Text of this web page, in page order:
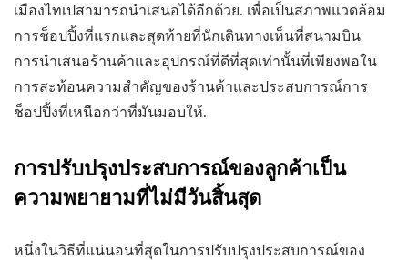
เมืองไทเปสามารถนำเสนอได้อีกด้วย. เพื่อเป็นสภาพแวดล้อม
การช็อปปิ้งที่แรกและสุดท้ายที่นักเดินทางเห็นที่สนามบิน
การนำเสนอร้านค้าและอุปกรณ์ที่ดีที่สุดเท่านั้นที่เพียงพอใน
การสะท้อนความสำคัญของร้านค้าและประสบการณ์การ
ช็อปปิ้งที่เหนือกว่าที่มันมอบให้.
การปรับปรุงประสบการณ์ของลูกค้าเป็น
ความพยายามที่ไม่มีวันสิ้นสุด
หนึ่งในวิธีที่แน่นอนที่สุดในการปรับปรุงประสบการณ์ของ